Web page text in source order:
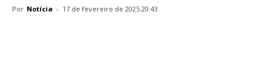
Por Notícia - 17 de fevereiro de 2025 20:43